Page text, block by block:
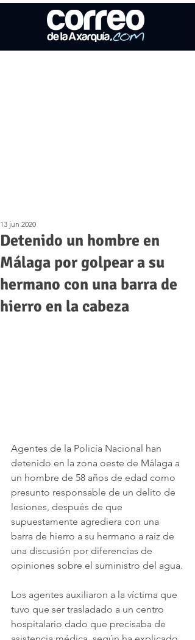
Detenido un hombre en
Málaga por golpear a su
hermano con una barra de
hierro en la cabeza
13 jun 2020
Agentes de la Policía Nacional han
detenido en la zona oeste de Málaga a
un hombre de 58 años de edad como
presunto responsable de un delito de
lesiones, después de que
supuestamente agrediera con una
barra de hierro a su hermano a raíz de
una discusión por diferencias de
opiniones sobre el suministro del agua.
Los agentes auxiliaron a la víctima que
tuvo que ser trasladado a un centro
hospitalario dado que precisaba de